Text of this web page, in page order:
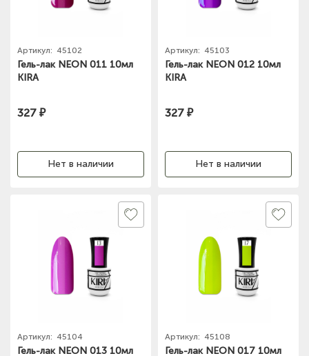
Артикул: 45102
Гель-лак NEON 011 10мл
KIRA
327 ₽
Нет в наличии
Артикул: 45103
Гель-лак NEON 012 10мл
KIRA
327 ₽
Нет в наличии
Артикул: 45104
Гель-лак NEON 013 10мл
Артикул: 45108
Гель-лак NEON 017 10мл